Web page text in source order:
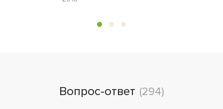
Вопрос-ответ (294)